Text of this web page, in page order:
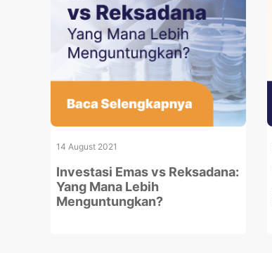
14 August 2021
Investasi Emas vs Reksadana:
Yang Mana Lebih
Menguntungkan?